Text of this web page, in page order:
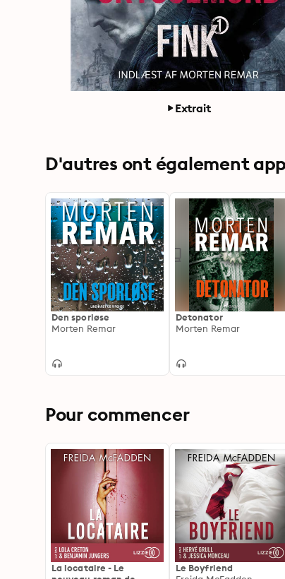
Extrait
D'autres ont également
Den sporløse
Morten Remar
Detonator
Morten Remar
Pour commencer
La locataire - Le
Le Boyfriend